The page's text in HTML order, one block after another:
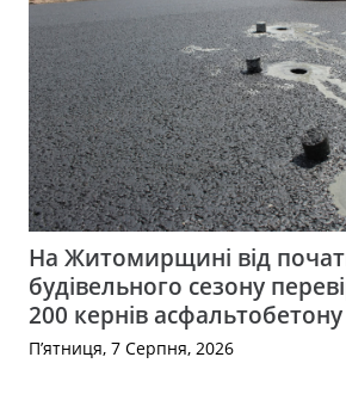
На Житомирщині від
будівельного сезону
200 кернів асфальтобетону
П’ятниця, 7 Серпня, 2026